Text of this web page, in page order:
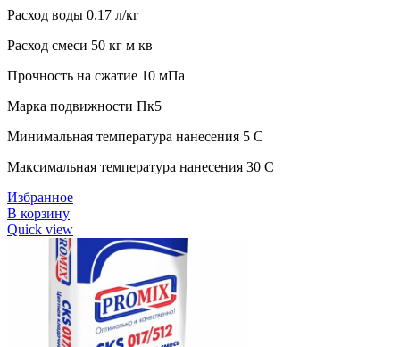
Расход воды 0.17 л/кг
Расход смеси 50 кг м кв
Прочность на сжатие 10 мПа
Марка подвижности Пк5
Минимальная температура нанесения 5 C
Максимальная температура нанесения 30 C
Избранное
В корзину
Quick view